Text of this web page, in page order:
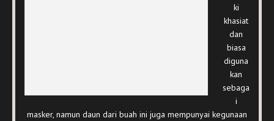
ki
khasiat
dan
biasa
diguna
kan
sebaga
i
masker, namun daun dari buah ini juga mempunyai kegunaan